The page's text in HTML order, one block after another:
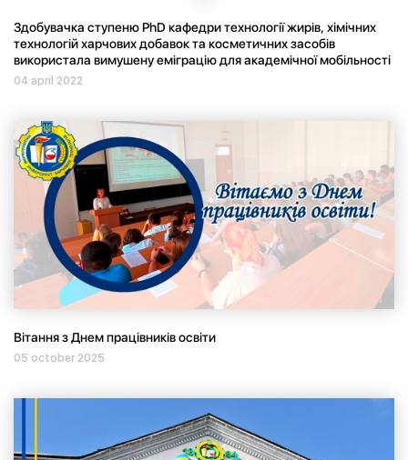
Здобувачка ступеню PhD кафедри технології жирів, хімічних
технологій харчових добавок та косметичних засобів
використала вимушену еміграцію для академічної мобільності
04 april 2022
Вітання з Днем працівників освіти
05 october 2025